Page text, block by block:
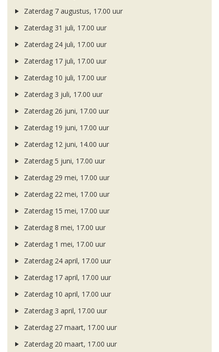
Zaterdag 7 augustus, 17.00 uur
Zaterdag 31 juli, 17.00 uur
Zaterdag 24 juli, 17.00 uur
Zaterdag 17 juli, 17.00 uur
Zaterdag 10 juli, 17.00 uur
Zaterdag 3 juli, 17.00 uur
Zaterdag 26 juni, 17.00 uur
Zaterdag 19 juni, 17.00 uur
Zaterdag 12 juni, 14.00 uur
Zaterdag 5 juni, 17.00 uur
Zaterdag 29 mei, 17.00 uur
Zaterdag 22 mei, 17.00 uur
Zaterdag 15 mei, 17.00 uur
Zaterdag 8 mei, 17.00 uur
Zaterdag 1 mei, 17.00 uur
Zaterdag 24 april, 17.00 uur
Zaterdag 17 april, 17.00 uur
Zaterdag 10 april, 17.00 uur
Zaterdag 3 april, 17.00 uur
Zaterdag 27 maart, 17.00 uur
Zaterdag 20 maart, 17.00 uur